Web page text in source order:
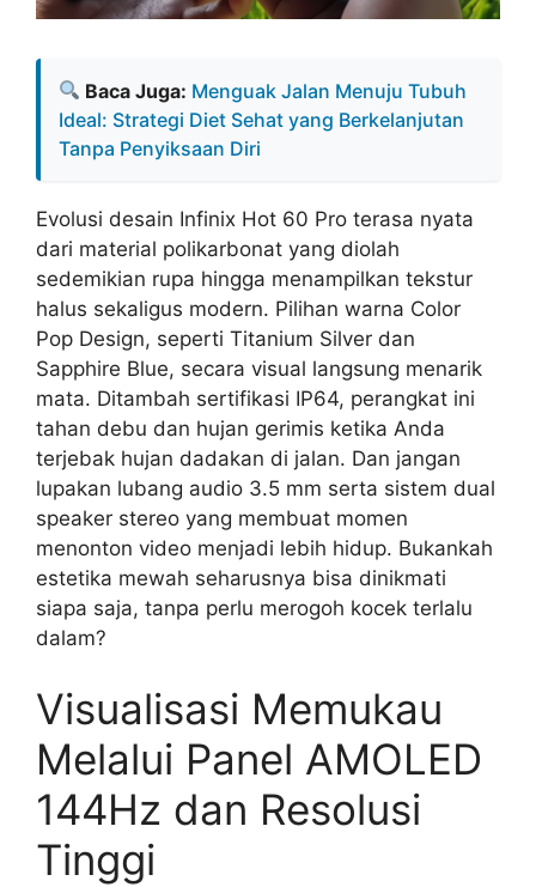
Baca Juga: Menguak Jalan Menuju Tubuh
Ideal: Strategi Diet Sehat yang Berkelanjutan
Tanpa Penyiksaan Diri
Evolusi desain Infinix Hot 60 Pro terasa nyata
dari material polikarbonat yang diolah
sedemikian rupa hingga menampilkan tekstur
halus sekaligus modern. Pilihan warna Color
Pop Design, seperti Titanium Silver dan
Sapphire Blue, secara visual langsung menarik
mata. Ditambah sertifikasi IP64, perangkat ini
tahan debu dan hujan gerimis ketika Anda
terjebak hujan dadakan di jalan. Dan jangan
lupakan lubang audio 3.5 mm serta sistem dual
speaker stereo yang membuat momen
menonton video menjadi lebih hidup. Bukankah
estetika mewah seharusnya bisa dinikmati
siapa saja, tanpa perlu merogoh kocek terlalu
dalam?
Visualisasi Memukau
Melalui Panel AMOLED
144Hz dan Resolusi
Tinggi